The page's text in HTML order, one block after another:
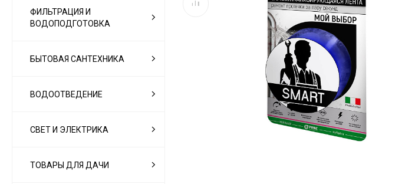
ФИЛЬТРАЦИЯ И
ВОДОПОДГОТОВКА
БЫТОВАЯ САНТЕХНИКА
ВОДООТВЕДЕНИЕ
СВЕТ И ЭЛЕКТРИКА
ТОВАРЫ ДЛЯ ДАЧИ